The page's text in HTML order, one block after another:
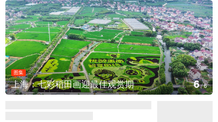
图集
上海：七彩稻田画迎最佳观赏期 6/6